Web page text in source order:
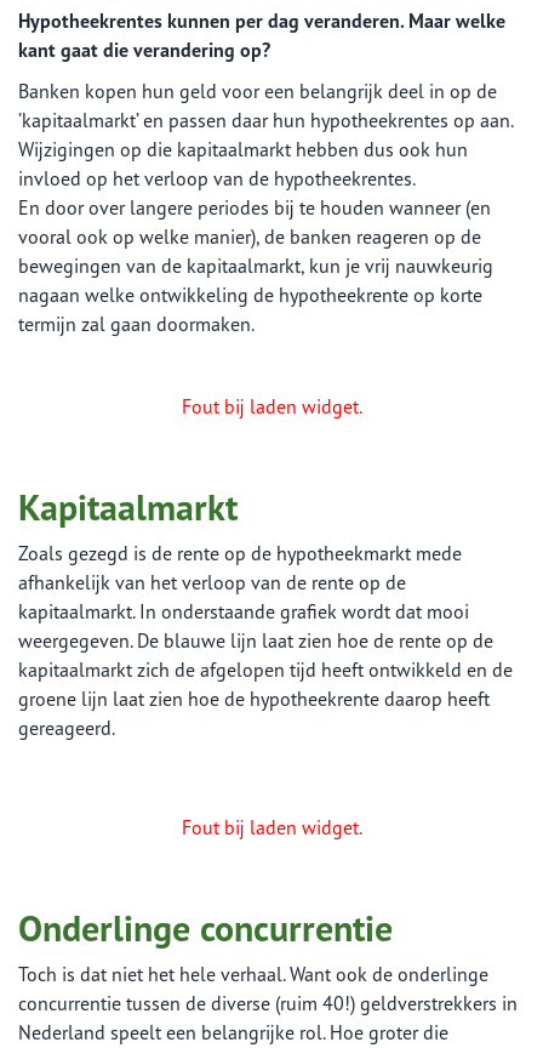
Hypotheekrentes kunnen per dag veranderen. Maar welke
kant gaat die verandering op?
Banken kopen hun geld voor een belangrijk deel in op de
’kapitaalmarkt’ en passen daar hun hypotheekrentes op aan.
Wijzigingen op die kapitaalmarkt hebben dus ook hun
invloed op het verloop van de hypotheekrentes.
En door over langere periodes bij te houden wanneer (en
vooral ook op welke manier), de banken reageren op de
bewegingen van de kapitaalmarkt, kun je vrij nauwkeurig
nagaan welke ontwikkeling de hypotheekrente op korte
termijn zal gaan doormaken.
Fout bij laden widget.
Kapitaalmarkt
Zoals gezegd is de rente op de hypotheekmarkt mede
afhankelijk van het verloop van de rente op de
kapitaalmarkt. In onderstaande grafiek wordt dat mooi
weergegeven. De blauwe lijn laat zien hoe de rente op de
kapitaalmarkt zich de afgelopen tijd heeft ontwikkeld en de
groene lijn laat zien hoe de hypotheekrente daarop heeft
gereageerd.
Fout bij laden widget.
Onderlinge concurrentie
Toch is dat niet het hele verhaal. Want ook de onderlinge
concurrentie tussen de diverse (ruim 40!) geldverstrekkers in
Nederland speelt een belangrijke rol. Hoe groter die